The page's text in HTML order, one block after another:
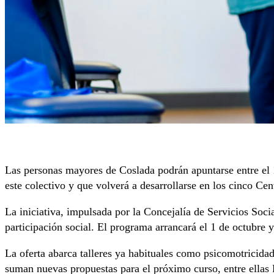
Las personas mayores de Coslada podrán apuntarse
este colectivo y que volverá a desarrollarse en los cinco
La iniciativa, impulsada por la Concejalía de Servicios
participación social. El programa arrancará el 1 de octubre
La oferta abarca talleres ya habituales como
suman nuevas propuestas para el próximo curso, entre